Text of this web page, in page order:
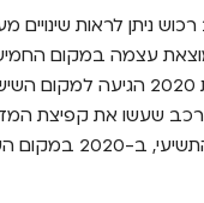
ניתן לראות שינויים
רכב שעשו את קפיצת
בשנת 2019